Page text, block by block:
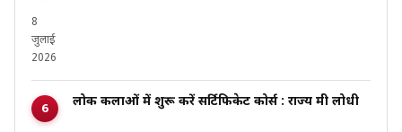
8
जुलाई
2026
लोक कलाओं में शुरू करें सर्टिफिकेट कोर्स : राज्य मंत्री लोधी